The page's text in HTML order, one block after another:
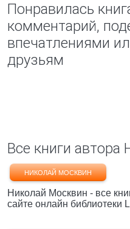
Понравилась
комментарий,
впечатлениями
друзьям
Все книги
НИКОЛАЙ МОСКВИН
Николай Москвин - все
сайте онлайн библиотеки